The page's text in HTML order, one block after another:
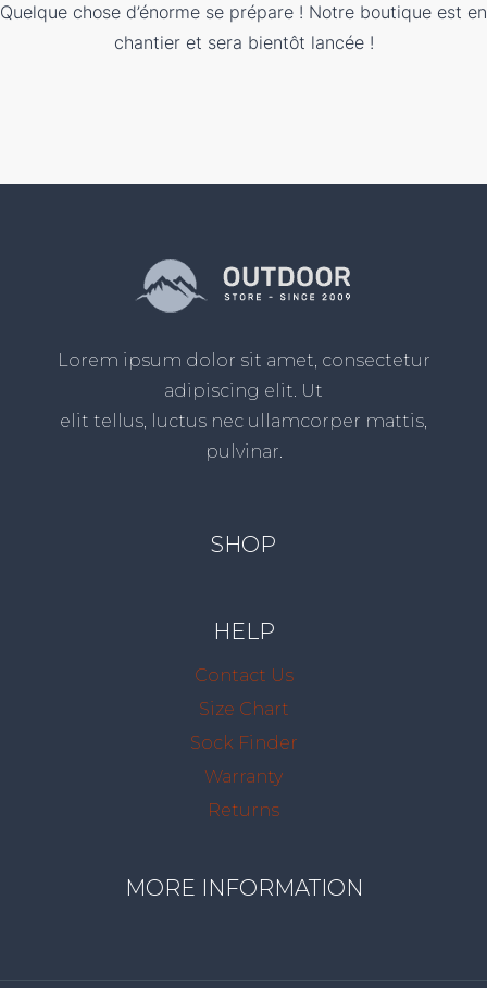
Quelque chose d’énorme se prépare ! Notre boutique est en
chantier et sera bientôt lancée !
Lorem ipsum dolor sit amet, consectetur
adipiscing elit. Ut
elit tellus, luctus nec ullamcorper mattis,
pulvinar.
SHOP
HELP
Contact Us
Size Chart
Sock Finder
Warranty
Returns
MORE INFORMATION